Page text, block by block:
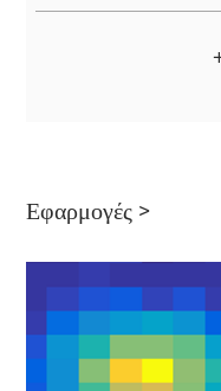
Εφαρμογές >